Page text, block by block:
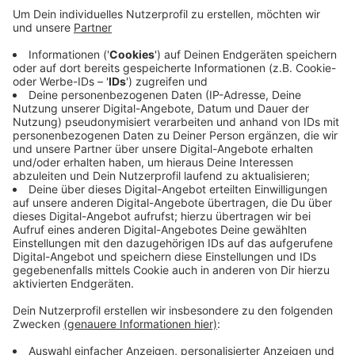
Anzeige
Gegner am Dienstagabend (21.03.) sind nach wie vor
die Dresdner Eislöwen. Die haben diesmal Heimrecht.
Gewinnt der KEV auch dieses Spiel rückt das
Halbfinale im Kampf um den Aufstieg in die erste
Eishockeyliga näher. Erstes Bully in Dresden ist heute
Abend um 19:30 Uhr.
Anzeige